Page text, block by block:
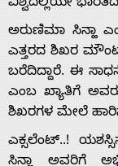
ವಿಶ್ವದಲ್ಲಿಯೇ ಭಾರತದ
ಅರುಣಿಮಾ ಸಿನ್ಹಾ
ಎತ್ತರದ ಶಿಖರ
ಬರೆದಿದ್ದಾರೆ. ಈ
ಎಂಬ ಖ್ಯಾತಿಗೆ ಅವರು
ಶಿಖರಗಳ ಮೇಲೆ
ಎಕ್ಸಲೆಂಟ್..!